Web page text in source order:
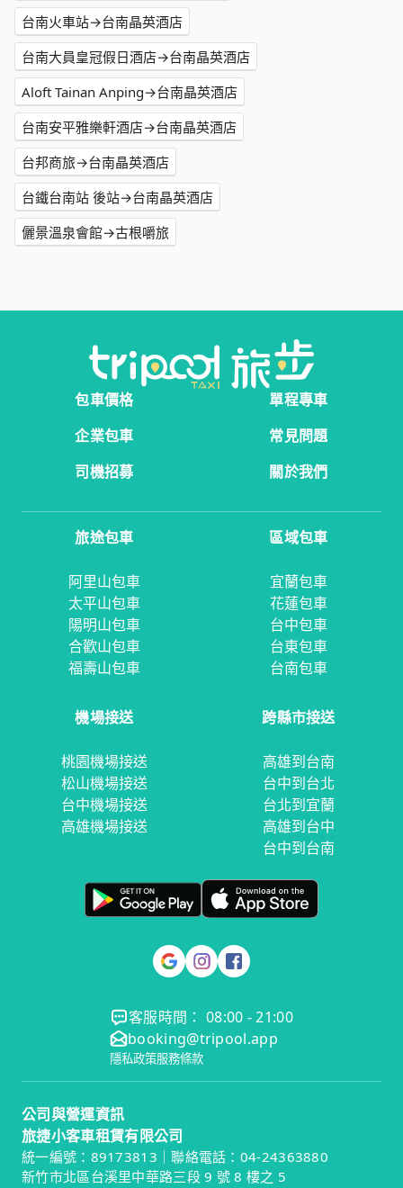
台南火車站→台南晶英酒店
台南大員皇冠假日酒店→台南晶英酒店
Aloft Tainan Anping→台南晶英酒店
台南安平雅樂軒酒店→台南晶英酒店
台邦商旅→台南晶英酒店
台鐵台南站 後站→台南晶英酒店
儷景溫泉會館→古根嚼旅
包車價格
單程專車
企業包車
常見問題
司機招募
關於我們
旅途包車
阿里山包車
太平山包車
陽明山包車
合歡山包車
福壽山包車
區域包車
宜蘭包車
花蓮包車
台中包車
台東包車
台南包車
機場接送
桃園機場接送
松山機場接送
台中機場接送
高雄機場接送
跨縣市接送
高雄到台南
台中到台北
台北到宜蘭
高雄到台中
台中到台南
客服時間： 08:00 - 21:00
booking@tripool.app
隱私政策服務條款
公司與營運資訊
旅捷小客車租賃有限公司
統一編號：89173813｜聯絡電話：04-24363880
新竹市北區台溪里中華路三段 9 號 8 樓之 5